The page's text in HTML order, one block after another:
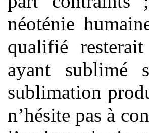
néoténie
qualifié
ayant sublimé
sublimation
n’hésite pas à